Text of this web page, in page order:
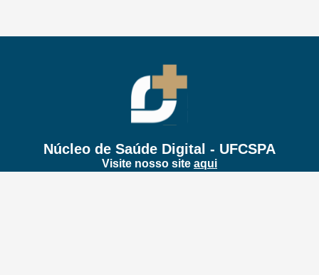
Núcleo de Saúde Digital - UFCSPA
Visite nosso site aqui